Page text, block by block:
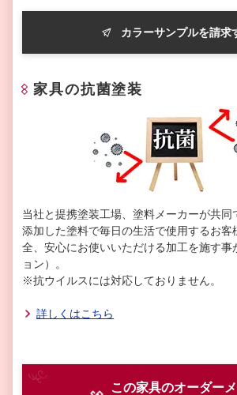
カラーサンプルを請求
家具の抗菌塗装
当社と提携塗装工場、塗料メーカーが共同
添加した塗料で毎日の生活で使用するお客
全、安心にお使いいただける加工を施す事
ョン）。
※抗ウイルスには対応しておりません。
詳しくはこちら
この家具のオーダー